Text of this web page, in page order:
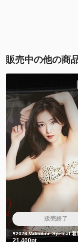
販売中の他の商
販売終了
♥️2026 Valentine Special 着
21,400pt